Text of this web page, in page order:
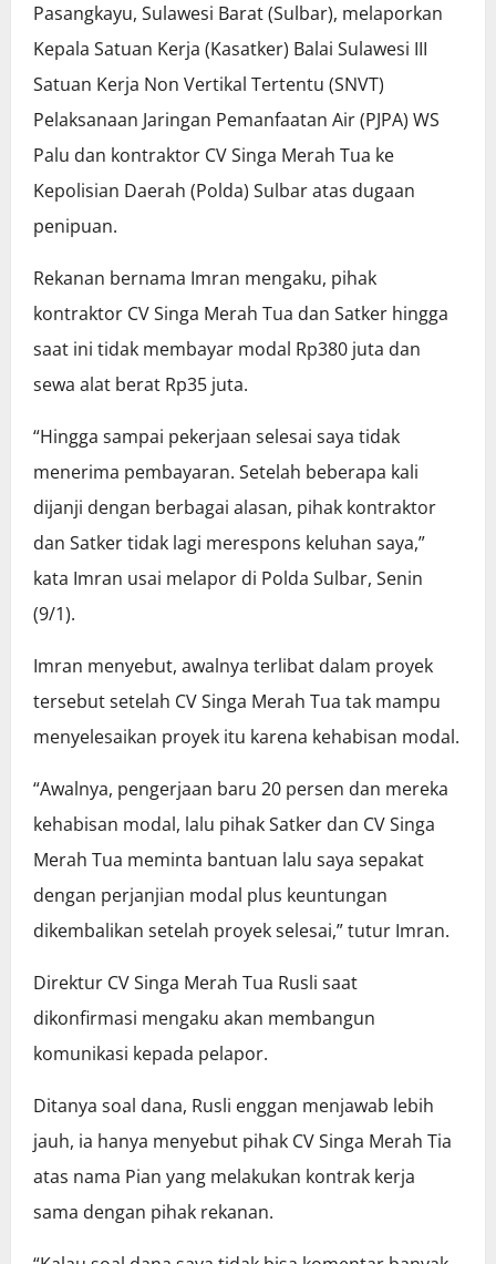
Pasangkayu, Sulawesi Barat (Sulbar), melaporkan
Kepala Satuan Kerja (Kasatker) Balai Sulawesi III
Satuan Kerja Non Vertikal Tertentu (SNVT)
Pelaksanaan Jaringan Pemanfaatan Air (PJPA) WS
Palu dan kontraktor CV Singa Merah Tua ke
Kepolisian Daerah (Polda) Sulbar atas dugaan
penipuan.
Rekanan bernama Imran mengaku, pihak
kontraktor CV Singa Merah Tua dan Satker hingga
saat ini tidak membayar modal Rp380 juta dan
sewa alat berat Rp35 juta.
“Hingga sampai pekerjaan selesai saya tidak
menerima pembayaran. Setelah beberapa kali
dijanji dengan berbagai alasan, pihak kontraktor
dan Satker tidak lagi merespons keluhan saya,”
kata Imran usai melapor di Polda Sulbar, Senin
(9/1).
Imran menyebut, awalnya terlibat dalam proyek
tersebut setelah CV Singa Merah Tua tak mampu
menyelesaikan proyek itu karena kehabisan modal.
“Awalnya, pengerjaan baru 20 persen dan mereka
kehabisan modal, lalu pihak Satker dan CV Singa
Merah Tua meminta bantuan lalu saya sepakat
dengan perjanjian modal plus keuntungan
dikembalikan setelah proyek selesai,” tutur Imran.
Direktur CV Singa Merah Tua Rusli saat
dikonfirmasi mengaku akan membangun
komunikasi kepada pelapor.
Ditanya soal dana, Rusli enggan menjawab lebih
jauh, ia hanya menyebut pihak CV Singa Merah Tia
atas nama Pian yang melakukan kontrak kerja
sama dengan pihak rekanan.